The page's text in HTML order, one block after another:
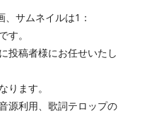
サムネイルは1：
す。
投稿者様にお任せいたし
ります。
源利用、歌詞テロップの